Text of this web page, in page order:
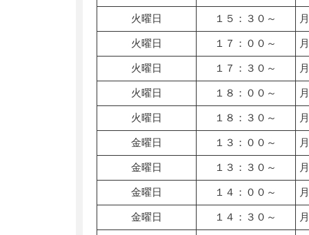
火曜日 １５：３０～
火曜日 １７：００～
火曜日 １７：３０～
火曜日 １８：００～
火曜日 １８：３０～
金曜日 １３：００～
金曜日 １３：３０～
金曜日 １４：００～
金曜日 １４：３０～